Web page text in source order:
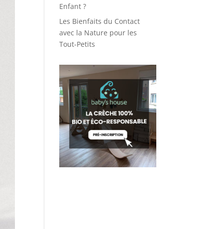
Enfant ?
Les Bienfaits du Contact
avec la Nature pour les
Tout-Petits